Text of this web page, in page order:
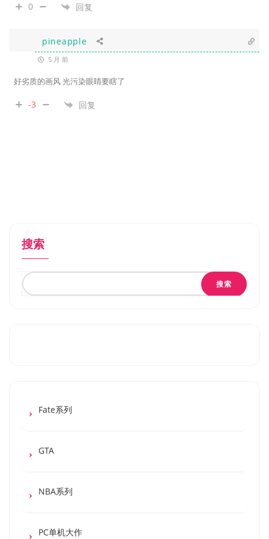
0 回复
pineapple
5 月 前
好劣质的画风 光污染眼睛要瞎了
-3 回复
搜索
搜索
Fate系列
GTA
NBA系列
PC单机大作